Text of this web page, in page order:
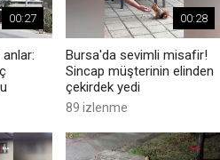
00:27 00:28
Bursa'da sevimli misafir!
Sincap müşterinin elinden
çekirdek yedi
89 izlenme